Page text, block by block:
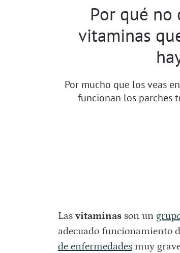
Por qué
vitaminas
Por mucho que los veas
funcionan los parches
Las vitaminasson un
adecuado funcionamiento
de enfermedadesmuy